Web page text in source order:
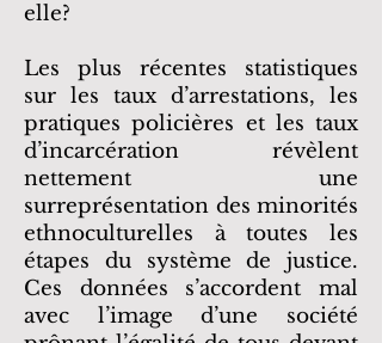
elle?
Les plus récentes statistiques
sur les taux d’arrestations, les
pratiques policières et les taux
d’incarcération révèlent
nettement une
surreprésentation des minorités
ethnoculturelles à toutes les
étapes du système de justice.
Ces données s’accordent mal
avec l’image d’une société